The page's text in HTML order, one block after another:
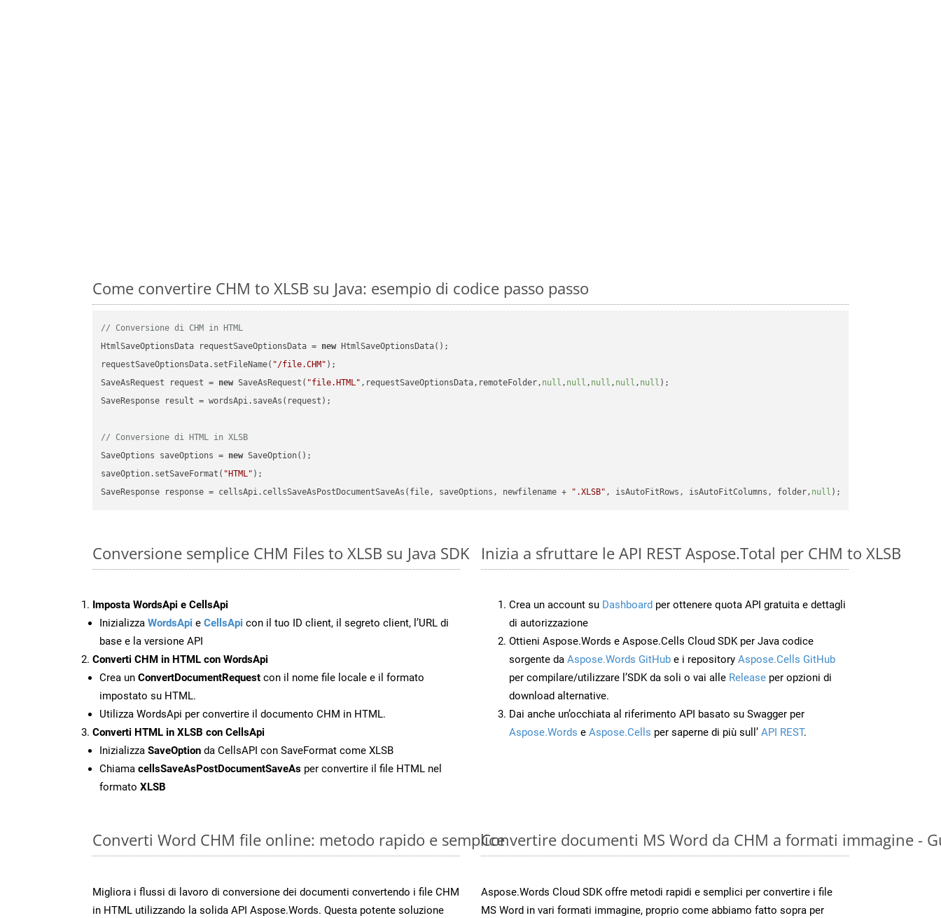
Come convertire CHM to XLSB su Java: esempio di codice passo passo
// Conversione di CHM in HTML
HtmlSaveOptionsData requestSaveOptionsData = new HtmlSaveOptionsData();
requestSaveOptionsData.setFileName( "/file.CHM" );
SaveAsRequest request = new SaveAsRequest( "file.HTML" ,requestSaveOptionsData,remoteFolder, null , null , null , null , null );
SaveResponse result = wordsApi.saveAs(request);
// Conversione di HTML in XLSB
SaveOptions saveOptions = new SaveOption();
saveOption.setSaveFormat( "HTML" );
SaveResponse response = cellsApi.cellsSaveAsPostDocumentSaveAs(file, saveOptions, newfilename +
".XLSB" , isAutoFitRows, isAutoFitColumns, folder, null
Conversione semplice CHM Files to XLSB su Java SDK
Imposta WordsApi e CellsApi
Inizializza WordsApi e CellsApi con il tuo ID client, il segreto client, l’URL di
base e la versione API
Converti CHM in HTML con WordsApi
Crea un ConvertDocumentRequest con il nome file locale e il formato
impostato su HTML.
Utilizza WordsApi per convertire il documento CHM in HTML.
Converti HTML in XLSB con CellsApi
Inizializza SaveOption da CellsAPI con SaveFormat come XLSB
Chiama cellsSaveAsPostDocumentSaveAs per convertire il file HTML nel
formato XLSB
Inizia a sfruttare le API REST Aspose.Total per CHM to XLSB
Crea un account su Dashboard per ottenere quota API gratuita e dettagli
di autorizzazione
Ottieni Aspose.Words e Aspose.Cells Cloud SDK per Java codice
sorgente da Aspose.Words GitHub e i repository Aspose.Cells GitHub
per compilare/utilizzare l’SDK da soli o vai alle Release per opzioni di
download alternative.
Dai anche un’occhiata al riferimento API basato su Swagger per
Aspose.Words e Aspose.Cells per saperne di più sull’ API REST.
Converti Word CHM file online: metodo rapido e semplice
Migliora i flussi di lavoro di conversione dei documenti convertendo i file CHM
in HTML utilizzando la solida API Aspose.Words. Questa potente soluzione
Convertire documenti MS Word da CHM a formati immagine -
Aspose.Words Cloud SDK offre metodi rapidi e semplici per convertire i file
MS Word in vari formati immagine, proprio come abbiamo fatto sopra per